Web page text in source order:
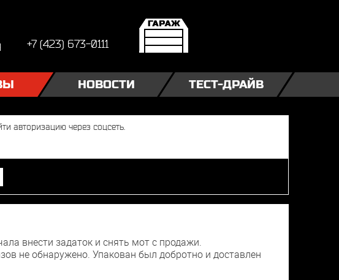
+7 (423) 673-0111
НОВОСТИ ТЕСТ-ДРАЙВ
внести задаток и снять мот с продажи.
не обнаружено. Упакован был добротно и доставлен